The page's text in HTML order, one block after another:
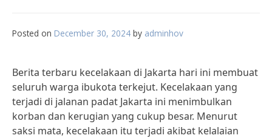
Posted on December 30, 2024 by adminhov
Berita terbaru kecelakaan di Jakarta hari ini membuat
seluruh warga ibukota terkejut. Kecelakaan yang
terjadi di jalanan padat Jakarta ini menimbulkan
korban dan kerugian yang cukup besar. Menurut
saksi mata, kecelakaan itu terjadi akibat kelalaian